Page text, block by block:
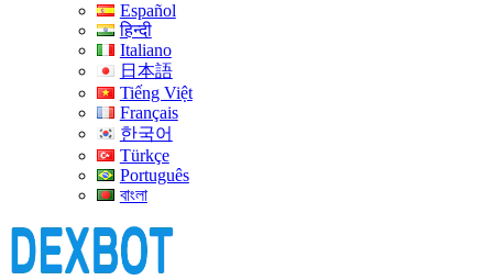
Español
हिन्दी
Italiano
日本語
Tiếng Việt
Français
한국어
Türkçe
Português
বাংলা